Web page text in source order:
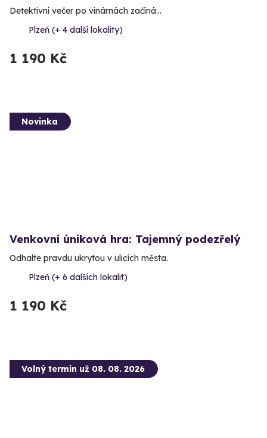
Detektivní večer po vinárnách začíná…
Plzeň (+ 4 další lokality)
1 190 Kč
Novinka
Venkovní úniková hra: Tajemný podezřelý
Odhalte pravdu ukrytou v ulicích města.
Plzeň (+ 6 dalších lokalit)
1 190 Kč
Volný termín už 08. 08. 2026